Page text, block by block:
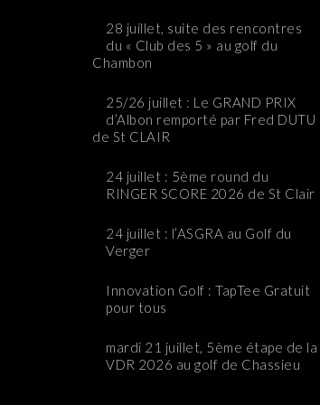
28 juillet, suite des rencontres
du « Club des 5 » au golf du
Chambon
25/26 juillet : Le GRAND PRIX
d’Albon remporté par Fred DUTU
de St CLAIR
24 juillet : 5ème round du
RINGER SCORE 2026 de St Clair
24 juillet : l’ASGRA au Golf du
Verger
Innovation Golf : TapTee Gratuit
pour tous
mardi 21 juillet, 5ème étape de la
VDR 2026 au golf de Chassieu